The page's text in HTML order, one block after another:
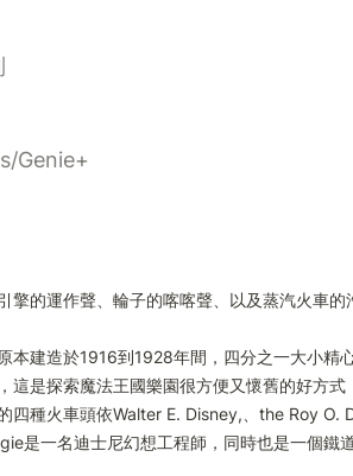
Genie+
擎的運作聲、輪子的喀喀聲、以及蒸汽火車
本建造於1916到1928年間，四分之一大小精
這是探索魔法王國樂園很方便又懷舊的好方式
四種火車頭依Walter E. Disney,、the Roy
是一名迪士尼幻想工程師，同時也是一個鐵